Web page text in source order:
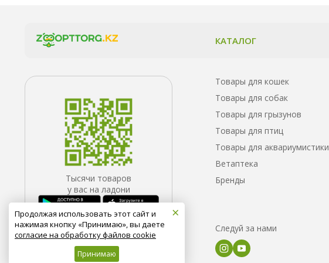
Тысячи товаров
у вас на ладони
КАТАЛОГ
Товары для кошек
Товары для собак
Товары для грызунов
Товары для птиц
Товары для аквариумистики
Ветаптека
Бренды
Следуй за нами
×
Продолжая использовать этот сайт и
нажимая кнопку «Принимаю», вы даете
согласие на обработку файлов cookie
Принимаю